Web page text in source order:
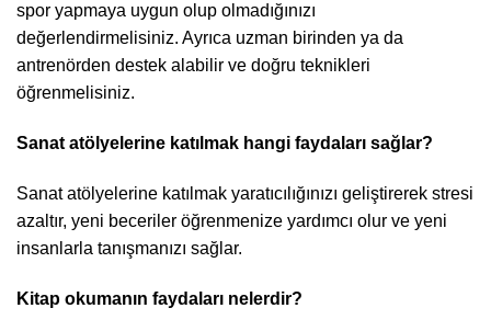
spor yapmaya uygun olup olmadığınızı
değerlendirmelisiniz. Ayrıca uzman birinden ya da
antrenörden destek alabilir ve doğru teknikleri
öğrenmelisiniz.
Sanat atölyelerine katılmak hangi faydaları sağlar?
Sanat atölyelerine katılmak yaratıcılığınızı geliştirerek stresi
azaltır, yeni beceriler öğrenmenize yardımcı olur ve yeni
insanlarla tanışmanızı sağlar.
Kitap okumanın faydaları nelerdir?